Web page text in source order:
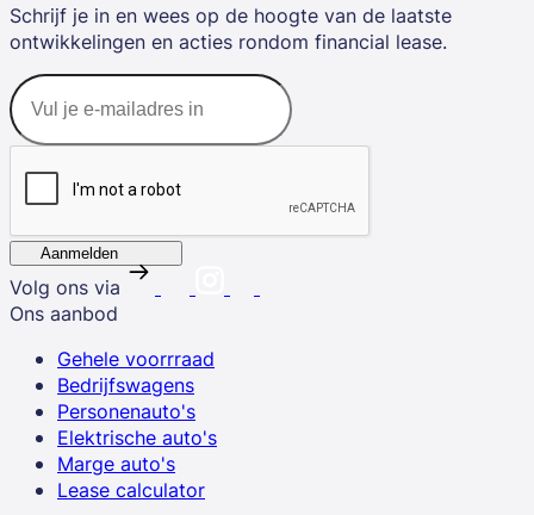
Schrijf je in en wees op de hoogte van de laatste
ontwikkelingen en acties rondom financial lease.
Aanmelden
Volg ons via
Ons aanbod
Gehele voorrraad
Bedrijfswagens
Personenauto's
Elektrische auto's
Marge auto's
Lease calculator